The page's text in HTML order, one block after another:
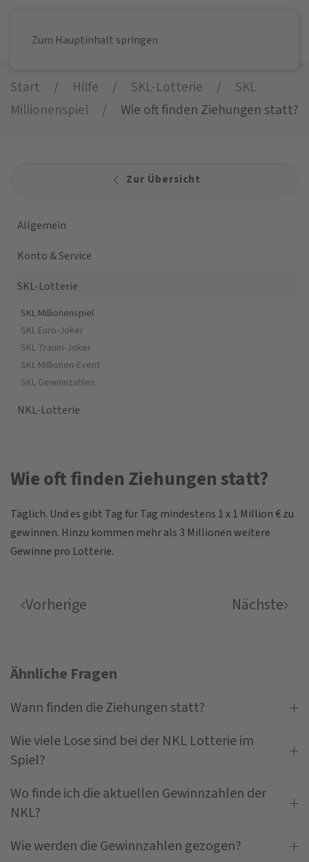
Zum Hauptinhalt springen
Start Hilfe SKL-Lotterie
SKL
Millionenspiel
Wie oft finden Ziehungen statt?
Zur Übersicht
Allgemein
Konto & Service
SKL-Lotterie
SKL Millionenspiel
SKL Euro-Joker
SKL Traum-Joker
SKL Millionen-Event
SKL Gewinnzahlen
NKL-Lotterie
Wie oft finden Ziehungen statt?
Täglich. Und es gibt Tag für Tag mindestens 1 x 1 Million € zu
gewinnen. Hinzu kommen mehr als 3 Millionen weitere
Gewinne pro Lotterie.
Vorherige Nächste
Ähnliche Fragen
Wann finden die Ziehungen statt?
Wie viele Lose sind bei der NKL Lotterie im
Spiel?
Wo finde ich die aktuellen Gewinnzahlen der
NKL?
Wie werden die Gewinnzahlen gezogen?